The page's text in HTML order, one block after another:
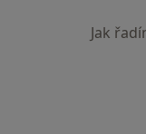
Jak